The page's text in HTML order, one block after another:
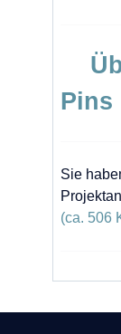
Pins
Sie
(ca. 506